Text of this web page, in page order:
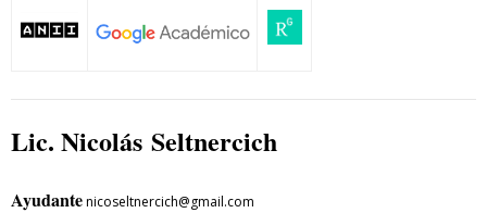
Lic. Nicolás Seltnercich
Ayudantenicoseltnercich@gmail.com